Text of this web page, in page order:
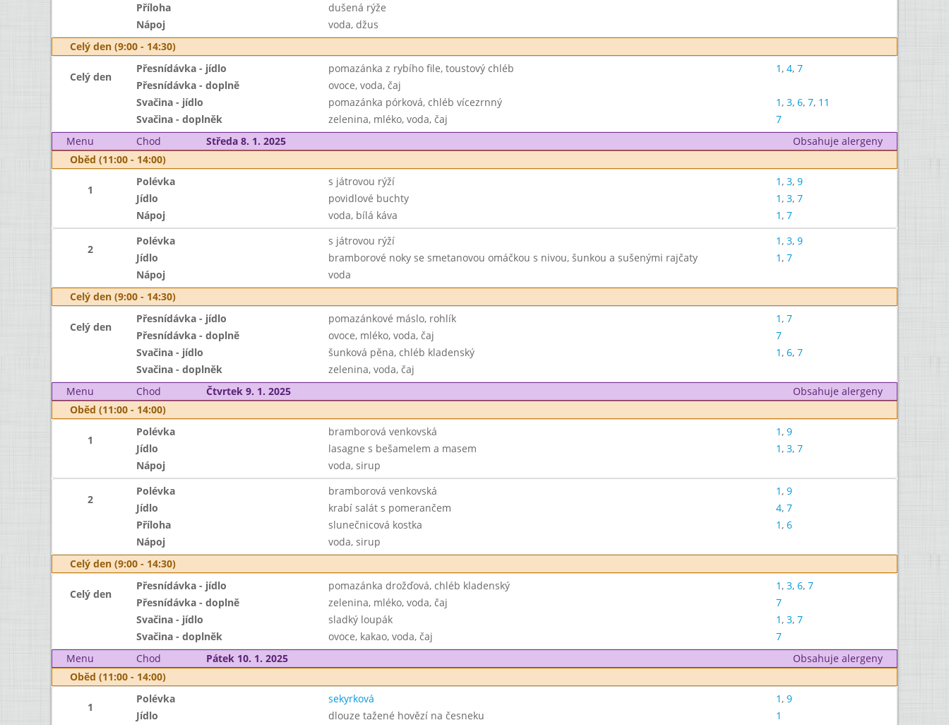
Příloha
dušená rýže
Nápoj
voda, džus
Celý den (9:00 - 14:30)
Celý den
Přesnídávka - jídlo pomazánka z rybího file, toustový chléb 1, 4, 7
Přesnídávka - doplně
ovoce, voda, čaj
Svačina - jídlo
pomazánka pórková, chléb vícezrnný 1, 3, 6, 7, 11
Svačina - doplněk
zelenina, mléko, voda, čaj
7
Menu
Chod Středa 8. 1. 2025
Obsahuje alergeny
Oběd (11:00 - 14:00)
1
Polévka s játrovou rýží 1, 3, 9
Jídlo
povidlové buchty 1, 3, 7
Nápoj
voda, bílá káva 1, 7
2
Polévka s játrovou rýží 1, 3, 9
Jídlo
bramborové noky se smetanovou omáčkou s nivou, šunkou a sušenými rajčaty 1, 7
Nápoj
voda
Celý den (9:00 - 14:30)
Celý den
Přesnídávka - jídlo pomazánkové máslo, rohlík 1, 7
Přesnídávka - doplně
ovoce, mléko, voda, čaj
7
Svačina - jídlo
šunková pěna, chléb kladenský 1, 6, 7
Svačina - doplněk
zelenina, voda, čaj
Menu
Chod Čtvrtek 9. 1. 2025
Obsahuje alergeny
Oběd (11:00 - 14:00)
1
Polévka bramborová venkovská 1, 9
Jídlo
lasagne s bešamelem a masem 1, 3, 7
Nápoj
voda, sirup
2
Polévka bramborová venkovská 1, 9
Jídlo
krabí salát s pomerančem 4, 7
Příloha
slunečnicová kostka 1, 6
Nápoj
voda, sirup
Celý den (9:00 - 14:30)
Celý den
Přesnídávka - jídlo pomazánka drožďová, chléb kladenský 1, 3, 6, 7
Přesnídávka - doplně
zelenina, mléko, voda, čaj
7
Svačina - jídlo
sladký loupák 1, 3, 7
Svačina - doplněk
ovoce, kakao, voda, čaj
7
Menu
Chod Pátek 10. 1. 2025
Obsahuje alergeny
Oběd (11:00 - 14:00)
1
Polévka sekyrková 1, 9
Jídlo
dlouze tažené hovězí na česneku
1